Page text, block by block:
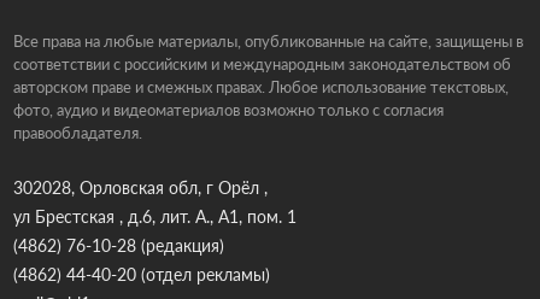
Все права на любые материалы, опубликованные на сайте, защищены в
соответствии с российским и международным законодательством об
авторском праве и смежных правах. Любое использование текстовых,
фото, аудио и видеоматериалов возможно только с согласия
правообладателя.
302028, Орловская обл, г Орёл ,
ул Брестская , д.6, лит. А., А1, пом. 1
(4862) 76-10-28(редакция)
(4862) 44-40-20(отдел рекламы)